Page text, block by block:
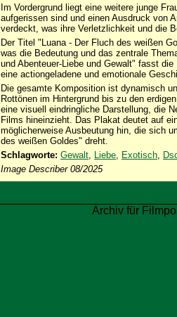
Im Vordergrund liegt eine weitere junge
aufgerissen sind und einen Ausdruck von
verdeckt, was ihre Verletzlichkeit und die
Der Titel "Luana - Der Fluch des weißen
was die Bedeutung und das zentrale
und Abenteuer-Liebe und Gewalt" fasst
eine actiongeladene und emotionale
Die gesamte Komposition ist dynamisch
Rottönen im Hintergrund bis zu den
eine visuell eindringliche Darstellung, die
Films hineinzieht. Das Plakat deutet auf
möglicherweise Ausbeutung hin, die sich
des weißen Goldes" dreht.
Schlagworte: Gewalt, Liebe, Exotisch,
Image Describer 08/2025
Archiv für